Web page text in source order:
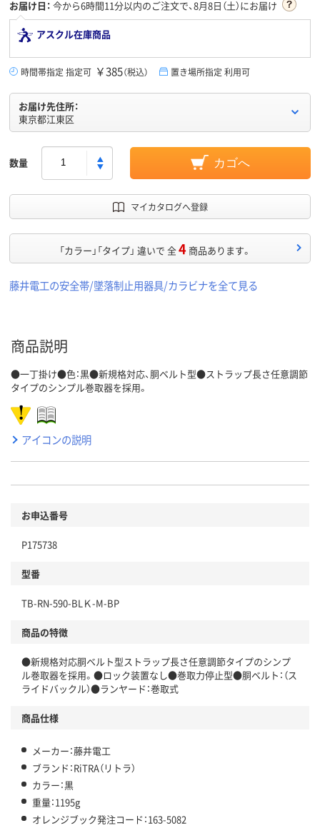
お届け日： 今から6時間11分以内のご注文で、8月8日（土）にお届け
アスクル在庫商品
時間帯指定 指定可 ￥385（税込） 置き場所指定 利用可
お届け先住所：
東京都江東区
数量 カゴへ
マイカタログへ登録
「カラー」「タイプ」 違いで 全4 商品あります。
藤井電工の安全帯/墜落制止用器具/カラビナを全て見る
商品説明
●一丁掛け●色：黒●新規格対応、胴ベルト型●ストラップ長さ任意調節
タイプのシンプル巻取器を採用。
アイコンの説明
お申込番号
P175738
型番
TB-RN-590-BLＫ-M-BP
商品の特徴
●新規格対応胴ベルト型ストラップ長さ任意調節タイプのシンプ
ル巻取器を採用。●ロック装置なし●巻取力停止型●胴ベルト：（ス
ライドバックル）●ランヤード：巻取式
商品仕様
メーカー：藤井電工
ブランド：RiTRA（リトラ）
カラー：黒
重量：1195g
オレンジブック発注コード：163-5082